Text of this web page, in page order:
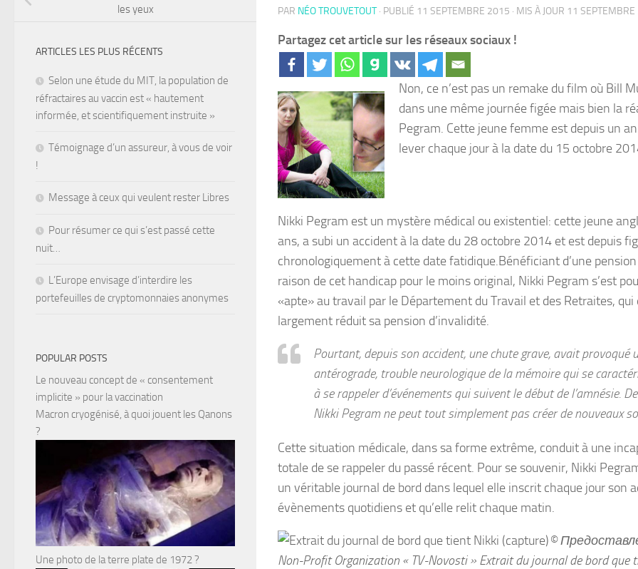
PAR NÉO TROUVETOUT · PUBLIÉ 11 SEPTEMBRE 2015 · MIS À JOUR 11
Partagez cet article sur les réseaux sociaux !
Non, ce n’est pas un remake du film où Bill
dans une même journée figée mais bien la
Pegram. Cette jeune femme est depuis un
lever chaque jour à la date du 15 octobre
Nikki Pegram est un mystère médical ou existentiel: cette jeune
ans, a subi un accident à la date du 28 octobre 2014 et est depuis
chronologiquement à cette date fatidique.Bénéficiant d’une
raison de cet handicap pour le moins original, Nikki Pegram s’est
«apte» au travail par le Département du Travail et des Retraites, qui
largement réduit sa pension d’invalidité.
Pourtant, depuis son accident, une chute grave, avait provoqué
antérograde, trouble neurologique de la mémoire qui se
à se rappeler d’événements qui suivent le début de l’amnésie.
Nikki Pegram ne peut tout simplement pas créer de nouveaux
Cette situation médicale, dans sa forme extrême, conduit à une
totale de se rappeler du passé récent. Pour se souvenir, Nikki
un véritable journal de bord dans lequel elle inscrit chaque jour son
évènements quotidiens et qu’elle relit chaque matin.
©
Non-Profit Organization « TV-Novosti » Extrait du journal de bord que
les yeux
ARTICLES LES PLUS RÉCENTS
Selon une étude du MIT, la population de
réfractaires au vaccin est « hautement
informée, et scientifiquement instruite »
Témoignage d’un assureur, à vous de voir
!
Message à ceux qui veulent rester Libres
Pour résumer ce qui s’est passé cette
nuit…
L’Europe envisage d’interdire les
portefeuilles de cryptomonnaies anonymes
POPULAR POSTS
Le nouveau concept de « consentement
implicite » pour la vaccination
Macron cryogénisé, à quoi jouent les Qanons
?
Une photo de la terre plate de 1972 ?